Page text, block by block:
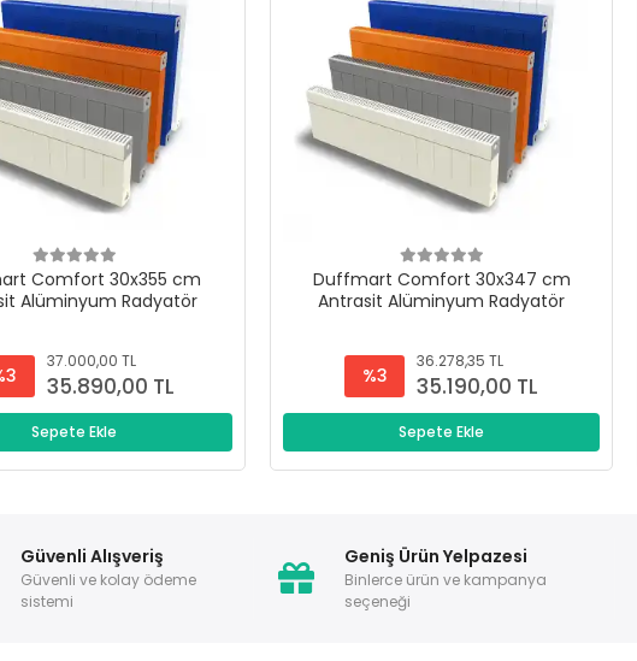
Comfort 30x355 cm
Alüminyum Radyatör
37.000,00 TL
35.890,00 TL
Sepete Ekle
Duffmart Comfort 30x347 cm
Antrasit Alüminyum Radyatör
%3
36.278,35 TL
35.190,00 TL
Sepete Ekle
Güvenli Alışveriş
Güvenli ve kolay ödeme
sistemi
Geniş Ürün Yelpazesi
Binlerce ürün ve kampanya
seçeneği